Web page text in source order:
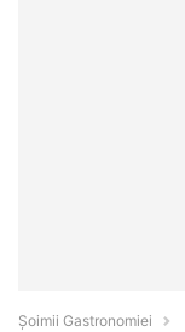
Șoimii Gastronomiei